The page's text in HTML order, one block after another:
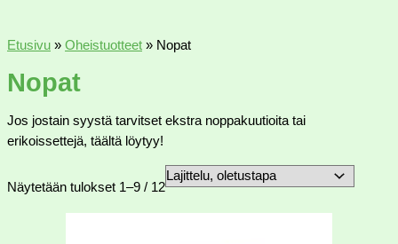
Etusivu » Oheistuotteet » Nopat
Nopat
Jos jostain syystä tarvitset ekstra noppakuutioita tai
erikoissettejä, täältä löytyy!
Näytetään tulokset 1–9 / 12